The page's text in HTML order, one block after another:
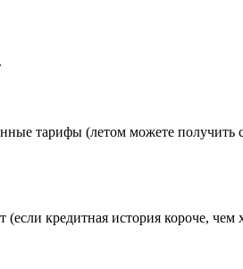
тарифы (летом можете получить
кредитная история короче, чем